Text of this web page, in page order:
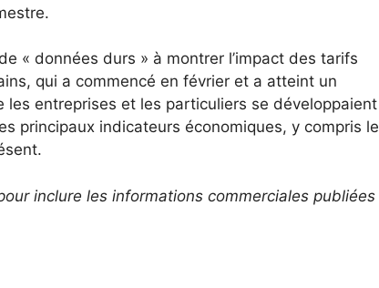
« données durs » à montrer l’impact des tarifs
qui a commencé en février et a atteint un
entreprises et les particuliers se développaient
principaux indicateurs économiques, y compris le
inclure les informations commerciales publiées